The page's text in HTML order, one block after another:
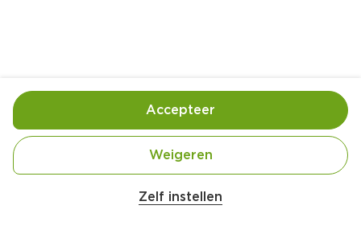
Handige informatie over dit product
Zelf instellen
Weigeren
Accepteer